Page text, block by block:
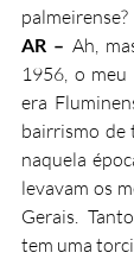
palmeirense?
AR – Ah,
1956, o meu
era
bairrismo de
naquela
levavam os
Gerais.
tem uma